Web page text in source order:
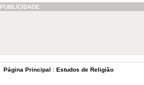
PUBLICIDADE
Página Principal : Estudos de Religião